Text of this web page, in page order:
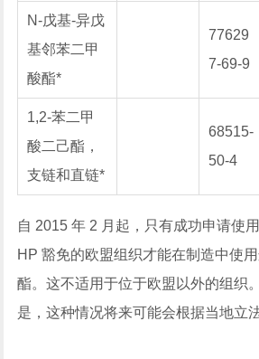
N-戊基-异戊
基邻苯二甲
酸酯*
77629
7-69-9
1,2-苯二甲
酸二己酯，
支链和直链*
68515-
50-4
自 2015 年 2 月起，只有成功申请使
HP 豁免的欧盟组织才能在制造中使
酯。这不适用于位于欧盟以外的组织
是，这种情况将来可能会根据当地立